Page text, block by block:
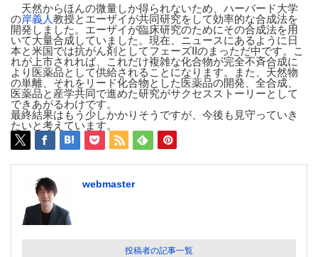
天然からほんの微量しか得られないため、ハーバード大学
の岸義人教授とエーザイが共同研究をして効率的な合成法を
開発しました。エーザイが臨床研究のためにその合成法を用
いて大量合成していました。現在、ニュースにあるように日
本と米国では抗がん剤としてフェーズIIのまっただ中です。こ
れが上市されれば、これだけ複雑な化合物が完全不斉合成に
より医薬品として供給されることになります。また、天然物
の単離、それをリード化合物とした医薬品の開発、全合成、
医薬品と産学共同で進めた研究がサクセスストーリーとして
できあがるわけです。
最終結果はもう少しかかりそうですが、今後も見守っていき
たいと考えています。
webmaster
投稿者の記事一覧